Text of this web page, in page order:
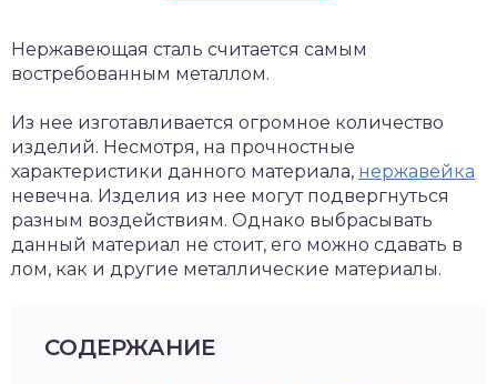
Нержавеющая сталь считается самым
востребованным металлом.
Из нее изготавливается огромное количество
изделий. Несмотря, на прочностные
характеристики данного материала, нержавейка
невечна. Изделия из нее могут подвергнуться
разным воздействиям. Однако выбрасывать
данный материал не стоит, его можно сдавать в
лом, как и другие металлические материалы.
СОДЕРЖАНИЕ